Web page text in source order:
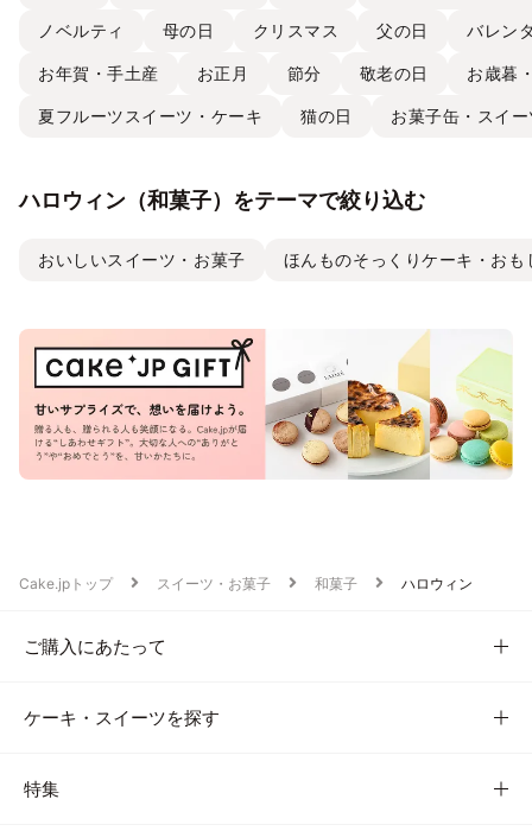
ノベルティ 母の日 クリスマス 父の日 バレン
お年賀・手土産 お正月 節分 敬老の日 お歳暮
夏フルーツスイーツ・ケーキ 猫の日 お菓子缶・スイ
ハロウィン（和菓子）をテーマで絞り込む
おいしいスイーツ・お菓子 ほんものそっくりケーキ・おも
Cake.jpトップ スイーツ・お菓子 和菓子 ハロウィン
ご購入にあたって
ケーキ・スイーツを探す
特集